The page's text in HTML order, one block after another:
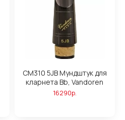
CM310 5JB Мундштук для
кларнета Bb, Vandoren
16290р.